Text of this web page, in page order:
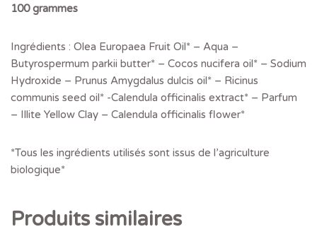
100 grammes
Ingrédients : Olea Europaea Fruit Oil* – Aqua –
Butyrospermum parkii butter* – Cocos nucifera oil* – Sodium
Hydroxide – Prunus Amygdalus dulcis oil* – Ricinus
communis seed oil* -Calendula officinalis extract* – Parfum
– Illite Yellow Clay – Calendula officinalis flower*
*Tous les ingrédients utilisés sont issus de l’agriculture
biologique*
Produits similaires